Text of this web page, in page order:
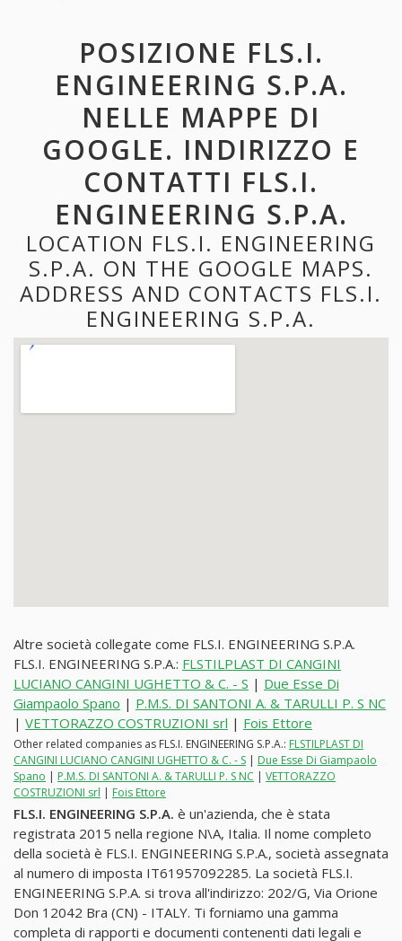
POSIZIONE FLS.I.
ENGINEERING S.P.A.
NELLE MAPPE DI
GOOGLE. INDIRIZZO E
CONTATTI FLS.I.
ENGINEERING S.P.A.
LOCATION FLS.I. ENGINEERING
S.P.A. ON THE GOOGLE MAPS.
ADDRESS AND CONTACTS FLS.I.
ENGINEERING S.P.A.
Altre società collegate come FLS.I. ENGINEERING S.P.A.
FLS.I. ENGINEERING S.P.A.: FLSTILPLAST DI CANGINI
LUCIANO CANGINI UGHETTO & C. - S | Due Esse Di
Giampaolo Spano | P.M.S. DI SANTONI A. & TARULLI P. S NC
| VETTORAZZO COSTRUZIONI srl | Fois Ettore
Other related companies as FLS.I. ENGINEERING S.P.A.: FLSTILPLAST DI
CANGINI LUCIANO CANGINI UGHETTO & C. - S | Due Esse Di Giampaolo
Spano | P.M.S. DI SANTONI A. & TARULLI P. S NC | VETTORAZZO
COSTRUZIONI srl | Fois Ettore
FLS.I. ENGINEERING S.P.A. è un'azienda, che è stata
registrata 2015 nella regione N\A, Italia. Il nome completo
della società è FLS.I. ENGINEERING S.P.A., società assegnata
al numero di imposta IT61957092285. La società FLS.I.
ENGINEERING S.P.A. si trova all'indirizzo: 202/G, Via Orione
Don 12042 Bra (CN) - ITALY. Ti forniamo una gamma
completa di rapporti e documenti contenenti dati legali e